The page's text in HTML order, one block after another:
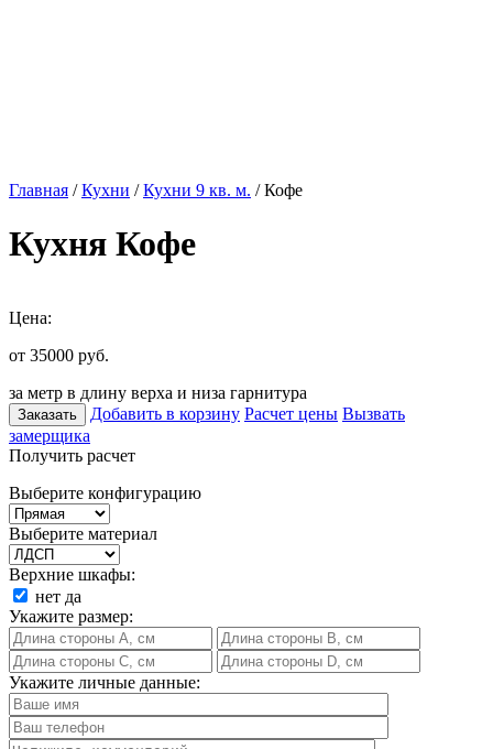
Главная /Кухни /Кухни 9 кв. м. / Кофе
Кухня Кофе
Цена:
от 35000 руб.
за метр в длину верха и низа гарнитура
Заказать Добавить в корзину Расчет цены Вызвать
замерщика
Получить расчет
Выберите конфигурацию
Выберите материал
Верхние шкафы:
нет да
Укажите размер:
Укажите личные данные: